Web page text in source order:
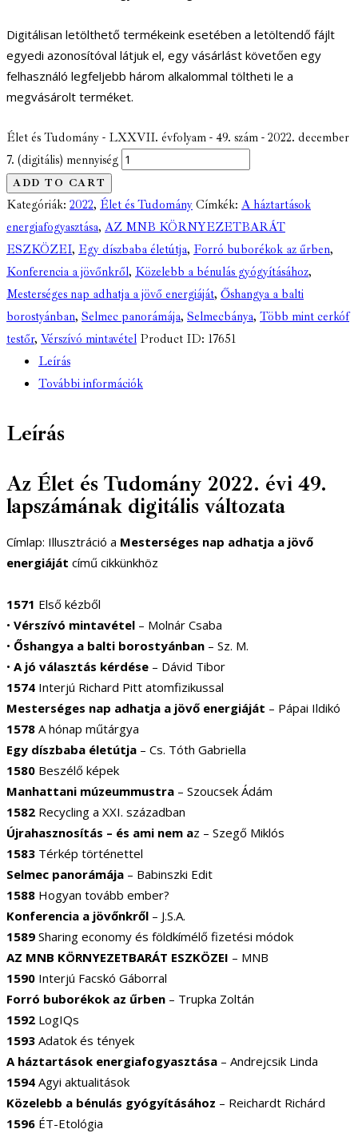
Digitálisan letölthető termékeink esetében a letöltendő fájlt
egyedi azonosítóval látjuk el, egy vásárlást követően egy
felhasználó legfeljebb három alkalommal töltheti le a
megvásárolt terméket.
Élet és Tudomány - LXXVII. évfolyam - 49. szám - 2022. december
7. (digitális) mennyiség
ADD TO CART
Kategóriák: 2022, Élet és Tudomány Címkék: A háztartások
energiafogyasztása, AZ MNB KÖRNYEZETBARÁT
ESZKÖZEI, Egy díszbaba életútja, Forró buborékok az űrben,
Konferencia a jövőnkről, Közelebb a bénulás gyógyításához,
Mesterséges nap adhatja a jövő energiáját, Őshangya a balti
borostyánban, Selmec panorámája, Selmecbánya, Több mint cerkóf
testőr, Vérszívó mintavétel Product ID: 17651
Leírás
További információk
Leírás
Az Élet és Tudomány 2022. évi 49.
lapszámának digitális változata
Címlap: Illusztráció a Mesterséges nap adhatja a jövő
energiáját című cikkünkhöz
1571 Első kézből
• Vérszívó mintavétel – Molnár Csaba
• Őshangya a balti borostyánban – Sz. M.
• A jó választás kérdése – Dávid Tibor
1574 Interjú Richard Pitt atomfizikussal
Mesterséges nap adhatja a jövő energiáját – Pápai Ildikó
1578 A hónap műtárgya
Egy díszbaba életútja – Cs. Tóth Gabriella
1580 Beszélő képek
Manhattani múzeummustra – Szoucsek Ádám
1582 Recycling a XXI. században
Újrahasznosítás – és ami nem az – Szegő Miklós
1583 Térkép történettel
Selmec panorámája – Babinszki Edit
1588 Hogyan tovább ember?
Konferencia a jövőnkről – J.S.A.
1589 Sharing economy és földkímélő fizetési módok
AZ MNB KÖRNYEZETBARÁT ESZKÖZEI – MNB
1590 Interjú Facskó Gáborral
Forró buborékok az űrben – Trupka Zoltán
1592 LogIQs
1593 Adatok és tények
A háztartások energiafogyasztása – Andrejcsik Linda
1594 Agyi aktualitások
Közelebb a bénulás gyógyításához – Reichardt Richárd
1596 ÉT-Etológia